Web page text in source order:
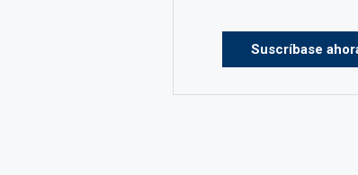
Suscríbase